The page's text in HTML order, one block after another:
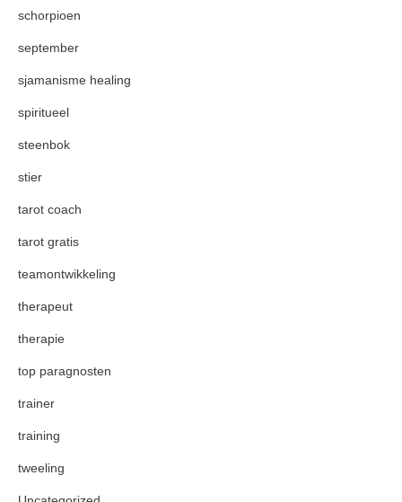
schorpioen
september
sjamanisme healing
spiritueel
steenbok
stier
tarot coach
tarot gratis
teamontwikkeling
therapeut
therapie
top paragnosten
trainer
training
tweeling